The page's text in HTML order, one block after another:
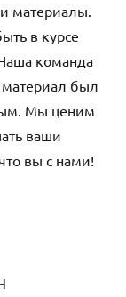
материалы.
в курсе
команда
был
Мы ценим
ваши
вы с нами!